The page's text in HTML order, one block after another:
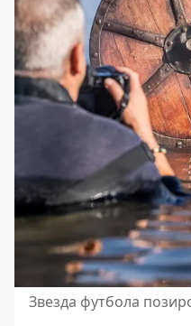
Звезда футбола